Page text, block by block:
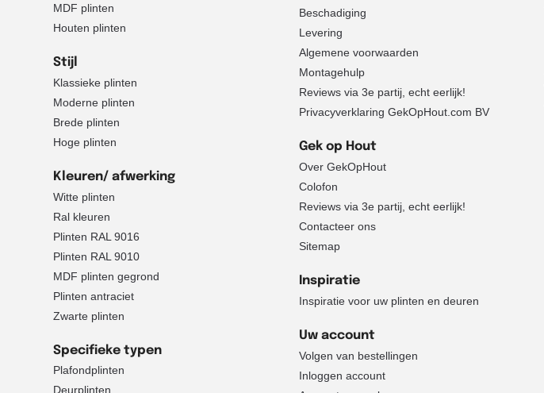
MDF plinten
Houten plinten
Stijl
Klassieke plinten
Moderne plinten
Brede plinten
Hoge plinten
Kleuren/ afwerking
Witte plinten
Ral kleuren
Plinten RAL 9016
Plinten RAL 9010
MDF plinten gegrond
Plinten antraciet
Zwarte plinten
Specifieke typen
Plafondplinten
Deurplinten
Beschadiging
Levering
Algemene voorwaarden
Montagehulp
Reviews via 3e partij, echt eerlijk!
Privacyverklaring GekOpHout.com BV
Gek op Hout
Over GekOpHout
Colofon
Reviews via 3e partij, echt eerlijk!
Contacteer ons
Sitemap
Inspiratie
Inspiratie voor uw plinten en deuren
Uw account
Volgen van bestellingen
Inloggen account